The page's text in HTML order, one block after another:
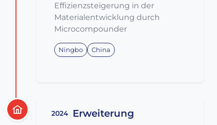
Effizienzsteigerung in der
Materialentwicklung durch
Microcompounder
Ningbo China
2024 Erweiterung